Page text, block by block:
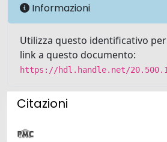
Informazioni
Utilizza questo identificativo
link a questo documento:
https://hdl.handle.net/
Citazioni